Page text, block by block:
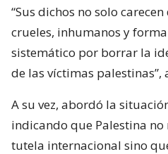
“Sus dichos no solo
crueles, inhumanos y
sistemático por borrar la
de las víctimas palestinas”,
A su vez, abordó la
indicando que Palestina no
tutela internacional sino